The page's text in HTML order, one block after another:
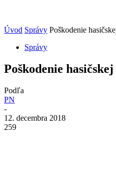
Úvod Správy Poškodenie
Správy
Poškodenie
Podľa
PN
-
12. decembra 2018
259